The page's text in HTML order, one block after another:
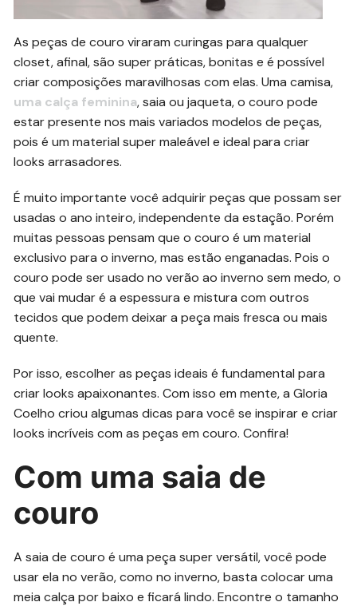
As peças de couro viraram curingas para qualquer
closet, afinal, são super práticas, bonitas e é possível
criar composições maravilhosas com elas. Uma camisa,
uma calça feminina, saia ou jaqueta, o couro pode
estar presente nos mais variados modelos de peças,
pois é um material super maleável e ideal para criar
looks arrasadores.
É muito importante você adquirir peças que possam ser
usadas o ano inteiro, independente da estação. Porém
muitas pessoas pensam que o couro é um material
exclusivo para o inverno, mas estão enganadas. Pois o
couro pode ser usado no verão ao inverno sem medo, o
que vai mudar é a espessura e mistura com outros
tecidos que podem deixar a peça mais fresca ou mais
quente.
Por isso, escolher as peças ideais é fundamental para
criar looks apaixonantes. Com isso em mente, a Gloria
Coelho criou algumas dicas para você se inspirar e criar
looks incríveis com as peças em couro. Confira!
Com uma saia de
couro
A saia de couro é uma peça super versátil, você pode
usar ela no verão, como no inverno, basta colocar uma
meia calça por baixo e ficará lindo. Encontre o tamanho